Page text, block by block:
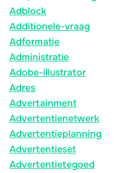
Adblock
Additionele-vraag
Adformatie
Administratie
Adobe-illustrator
Adres
Advertainment
Advertentienetwerk
Advertentieplanning
Advertentieset
Advertentietegoed